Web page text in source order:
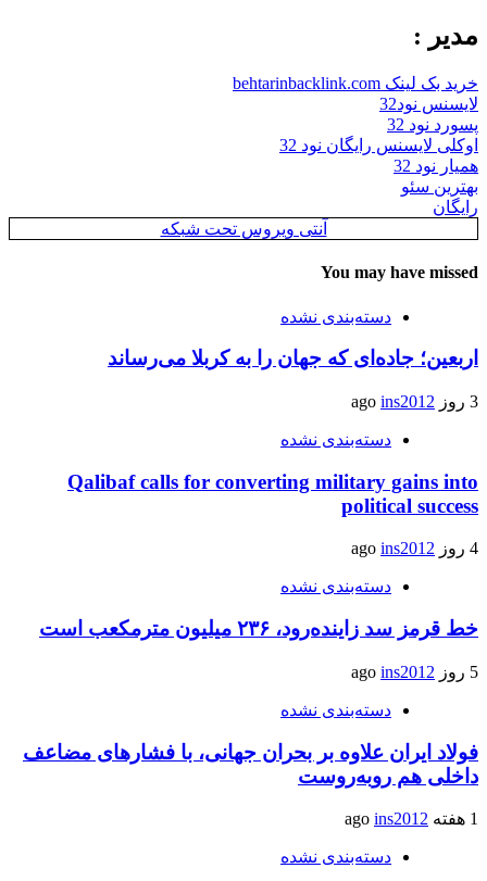
مدیر :
خرید بک لینک behtarinbacklink.com
لایسنس نود32
پسورد نود 32
اوکلی لایسنس رایگان نود 32
همیار نود 32
بهترین سئو
رایگان
آنتی ویروس تحت شبکه
You may have missed
دسته‌بندی نشده
اربعین؛ جاده‌ای که جهان را به کربلا می‌رساند
3 روز ago ins2012
دسته‌بندی نشده
Qalibaf calls for converting military gains into
political success
4 روز ago ins2012
دسته‌بندی نشده
خط قرمز سد زاینده‌رود، ۲۳۶ میلیون مترمکعب است
5 روز ago ins2012
دسته‌بندی نشده
فولاد ایران علاوه بر بحران جهانی، با فشارهای مضاعف
داخلی هم روبه‌روست
1 هفته ago ins2012
دسته‌بندی نشده